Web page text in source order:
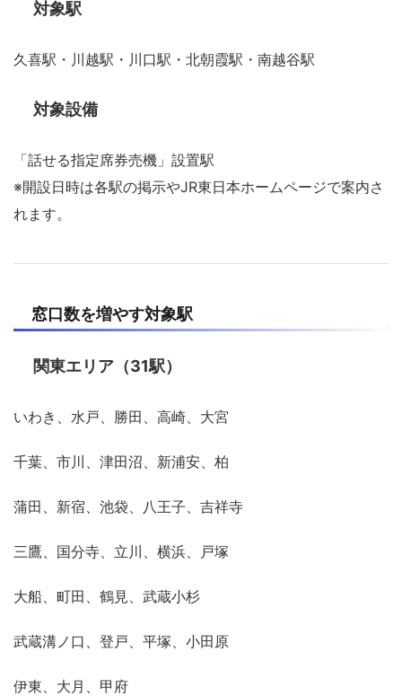
対象駅
久喜駅・川越駅・川口駅・北朝霞駅・南越谷駅
対象設備
「話せる指定席券売機」設置駅
※開設日時は各駅の掲示やJR東日本ホームページで案内さ
れます。
窓口数を増やす対象駅
関東エリア（31駅）
いわき、水戸、勝田、高崎、大宮
千葉、市川、津田沼、新浦安、柏
蒲田、新宿、池袋、八王子、吉祥寺
三鷹、国分寺、立川、横浜、戸塚
大船、町田、鶴見、武蔵小杉
武蔵溝ノ口、登戸、平塚、小田原
伊東、大月、甲府